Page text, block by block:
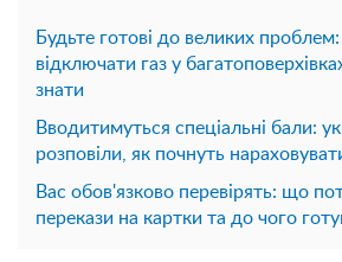
Будьте готові до великих проблем:
відключати газ у
знати
Вводитимуться спеціальні бали:
розповіли, як почнуть
Вас обов'язково перевірять: що
перекази на картки та до чого